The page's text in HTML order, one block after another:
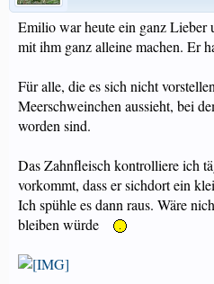
Emilio war heute ein ganz Lieber
mit ihm ganz alleine machen. Er
Für alle, die es sich nicht
Meerschweinchen aussieht, bei
worden sind.
Das Zahnfleisch kontrolliere ich
vorkommt, dass er sichdort ein
Ich spühle es dann raus. Wäre
bleiben würde